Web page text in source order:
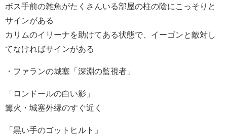
ボス手前の雑魚がたくさんいる部屋の柱の陰にこっそりと
サインがある
カリムのイリーナを助けてある状態で、イーゴンと敵対し
てなければサインがある
・ファランの城塞「深淵の監視者」
「ロンドールの白い影」
篝火・城塞外縁のすぐ近く
「黒い手のゴットヒルト」